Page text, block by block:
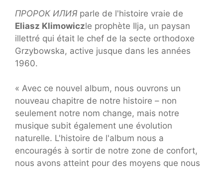
ПРОРОК ИЛИЯ parle de l'histoire vraie de
Eliasz Klimowiczle prophète Ilja, un paysan
illettré qui était le chef de la secte orthodoxe
Grzybowska, active jusque dans les années
1960.
« Avec ce nouvel album, nous ouvrons un
nouveau chapitre de notre histoire – non
seulement notre nom change, mais notre
musique subit également une évolution
naturelle. L'histoire de l'album nous a
encouragés à sortir de notre zone de confort,
nous avons atteint pour des moyens que nous